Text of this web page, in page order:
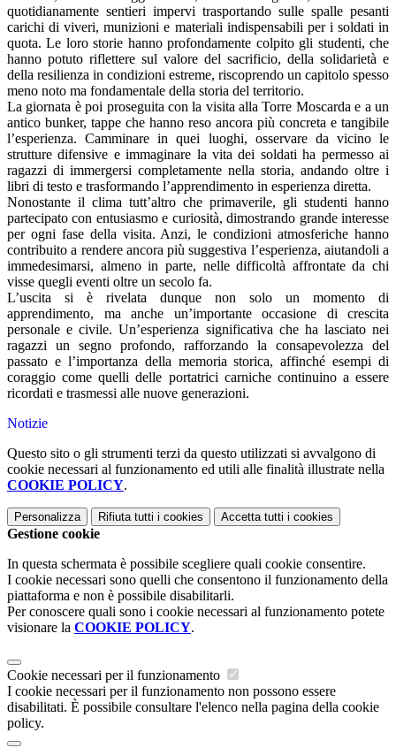
quotidianamente sentieri impervi trasportando sulle spalle pesanti
carichi di viveri, munizioni e materiali indispensabili per i soldati in
quota. Le loro storie hanno profondamente colpito gli studenti, che
hanno potuto riflettere sul valore del sacrificio, della solidarietà e
della resilienza in condizioni estreme, riscoprendo un capitolo spesso
meno noto ma fondamentale della storia del territorio.
La giornata è poi proseguita con la visita alla Torre Moscarda e a un
antico bunker, tappe che hanno reso ancora più concreta e tangibile
l’esperienza. Camminare in quei luoghi, osservare da vicino le
strutture difensive e immaginare la vita dei soldati ha permesso ai
ragazzi di immergersi completamente nella storia, andando oltre i
libri di testo e trasformando l’apprendimento in esperienza diretta.
Nonostante il clima tutt’altro che primaverile, gli studenti hanno
partecipato con entusiasmo e curiosità, dimostrando grande interesse
per ogni fase della visita. Anzi, le condizioni atmosferiche hanno
contribuito a rendere ancora più suggestiva l’esperienza, aiutandoli a
immedesimarsi, almeno in parte, nelle difficoltà affrontate da chi
visse quegli eventi oltre un secolo fa.
L’uscita si è rivelata dunque non solo un momento di
apprendimento, ma anche un’importante occasione di crescita
personale e civile. Un’esperienza significativa che ha lasciato nei
ragazzi un segno profondo, rafforzando la consapevolezza del
passato e l’importanza della memoria storica, affinché esempi di
coraggio come quelli delle portatrici carniche continuino a essere
ricordati e trasmessi alle nuove generazioni.
Notizie
Questo sito o gli strumenti terzi da questo utilizzati si avvalgono di
cookie necessari al funzionamento ed utili alle finalità illustrate nella
COOKIE POLICY.
Personalizza Rifiuta tutti i cookies Accetta tutti i cookies
Gestione cookie
In questa schermata è possibile scegliere quali cookie consentire.
I cookie necessari sono quelli che consentono il funzionamento della
piattaforma e non è possibile disabilitarli.
Per conoscere quali sono i cookie necessari al funzionamento potete
visionare la COOKIE POLICY.
Cookie necessari per il funzionamento
I cookie necessari per il funzionamento non possono essere
disabilitati. È possibile consultare l'elenco nella pagina della cookie
policy.